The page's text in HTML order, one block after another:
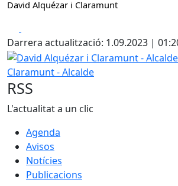
David Alquézar i Claramunt
Darrera actualització: 1.09.2023 |
David Alquézar i Claramunt - Alcalde
Claramunt - Alcalde
RSS
L'actualitat a un clic
Agenda
Avisos
Notícies
Publicacions